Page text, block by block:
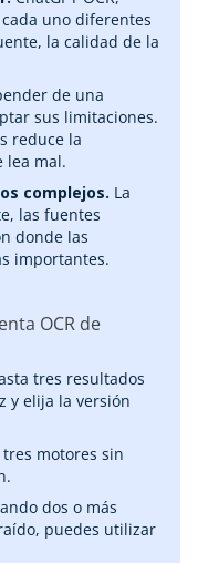
uno diferentes
la calidad de la
de una
sus limitaciones.
reduce la
lea mal.
complejos. La
las fuentes
donde las
importantes.
OCR de
tres resultados
y elija la versión
tres motores sin
dos o más
puedes utilizar